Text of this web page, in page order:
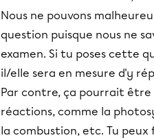
Nous ne pouvons
question puisque nous ne
examen. Si tu poses cette
il/elle sera en mesure d'y
Par contre, ça pourrait
réactions, comme la
la combustion, etc. Tu